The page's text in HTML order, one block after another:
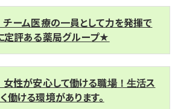
チーム医療の一員として力を発揮で
定評ある薬局グループ★
女性が安心して働ける職場！生活ス
働ける環境があります。